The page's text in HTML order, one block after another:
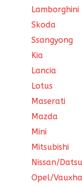
Lamborghini
Skoda
Ssangyong
Kia
Lancia
Lotus
Maserati
Mazda
Mini
Mitsubishi
Nissan/
Opel/